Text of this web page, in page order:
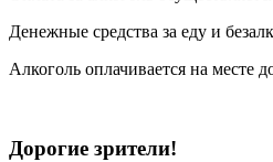
Денежные средства за еду и
Алкоголь оплачивается на месте
Дорогие зрители!